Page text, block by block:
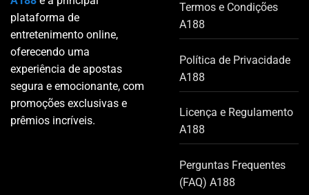
plataforma de
entretenimento online,
oferecendo uma
experiência de apostas
segura e emocionante, com
promoções exclusivas e
prêmios incríveis.
Termos e Condições
A188
Política de Privacidade
A188
Licença e Regulamento
A188
Perguntas Frequentes
(FAQ) A188